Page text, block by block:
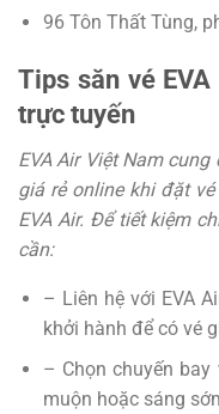
96 Tôn Thất Tùng,
Tips săn vé
trực tuyến
EVA Air Việt Nam
giá rẻ online khi đặt
EVA Air. Để tiết kiệm
cần:
– Liên hệ với EVA
khởi hành để có vé
– Chọn chuyến
muộn hoặc sáng